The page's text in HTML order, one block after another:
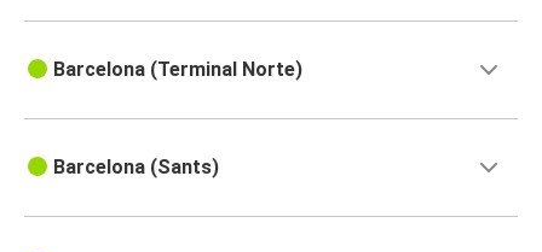
Barcelona (Terminal Norte)
Barcelona (Sants)